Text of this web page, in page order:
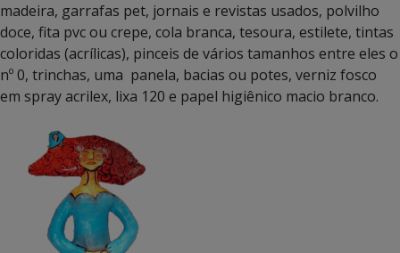
madeira, garrafas pet, jornais e revistas usados, polvilho
doce, fita pvc ou crepe, cola branca, tesoura, estilete, tintas
coloridas (acrílicas), pinceis de vários tamanhos entre eles o
nº 0, trinchas, uma panela, bacias ou potes, verniz fosco
em spray acrilex, lixa 120 e papel higiênico macio branco.